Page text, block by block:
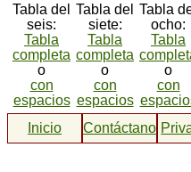
Tabla del
seis:
Tabla
completa
o
con
espacios
Tabla del
siete:
Tabla
completa
o
con
espacios
Tabla
ocho:
Tabla
o
con
Inicio
Contáctanos